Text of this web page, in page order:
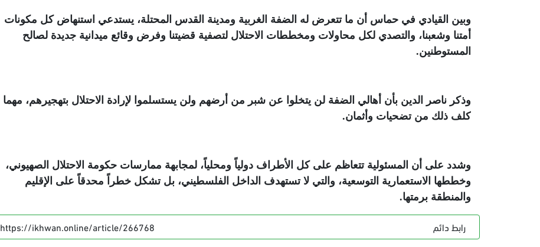
وبين القيادي في حماس أن ما تتعرض له الضفة الغربية ومدينة القدس المحتلة، يستدعي استنهاض كل مكونات
أمتنا وشعبنا، والتصدي لكل محاولات ومخططات الاحتلال لتصفية قضيتنا وفرض وقائع ميدانية جديدة لصالح
المستوطنين.
وذكر ناصر الدين بأن أهالي الضفة لن يتخلوا عن شبر من أرضهم ولن يستسلموا لإرادة الاحتلال بتهجيرهم، مهما
كلف ذلك من تضحيات وأثمان.
وشدد على أن المسئولية تتعاظم على كل الأطراف دولياً ومحلياً، لمجابهة ممارسات حكومة الاحتلال الصهيوني،
وخططها الاستعمارية التوسعية، والتي لا تستهدف الداخل الفلسطيني، بل تشكل خطراً محدقاً على الإقليم
والمنطقة برمتها.
رابط دائم https://ikhwan.online/article/266768